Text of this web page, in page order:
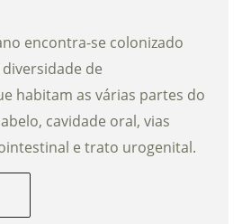
encontra-se colonizado
de
habitam as várias partes do
cavidade oral, vias
e trato urogenital.